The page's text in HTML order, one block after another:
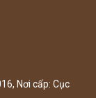
Nơi cấp: Cục